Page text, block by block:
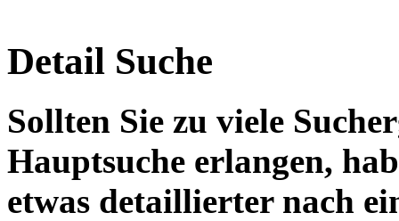
Detail Suche
Sollten Sie zu viele
Hauptsuche erlangen,
etwas detaillierter nach